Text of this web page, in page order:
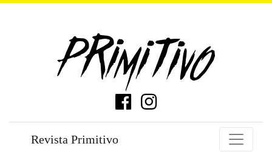
Revista Primitivo